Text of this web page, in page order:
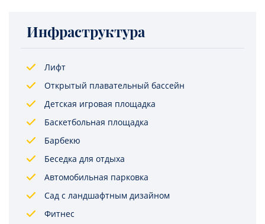
Инфраструктура
Лифт
Открытый плавательный бассейн
Детская игровая площадка
Баскетбольная площадка
Барбекю
Беседка для отдыха
Автомобильная парковка
Сад с ландшафтным дизайном
Фитнес